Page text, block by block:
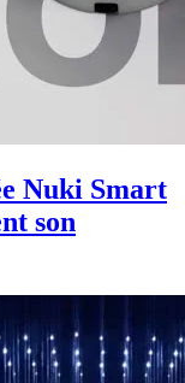
Nuki Smart
son